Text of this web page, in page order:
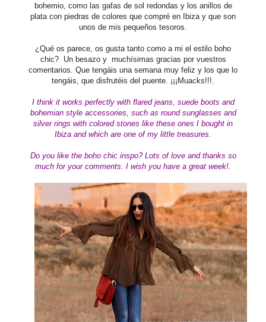
bohemio, como las gafas de sol redondas y los anillos de
plata con piedras de colores que compré en Ibiza y que son
unos de mis pequeños tesoros.
¿Qué os parece, os gusta tanto como a mi el estilo boho
chic? Un besazo y muchísimas gracias por vuestros
comentarios. Que tengáis una semana muy feliz y los que lo
tengáis, que disfrutéis del puente. ¡¡¡Muacks!!!.
I think it works perfectly with flared jeans, suede boots and
bohemian style accessories , such as round sunglasses and
silver rings with colored stones like these ones I bought in
Ibiza and which are one of my little treasures.
Do you like the boho chic inspo? Lots of love and thanks so
much for your comments. I wish you have a great week!.